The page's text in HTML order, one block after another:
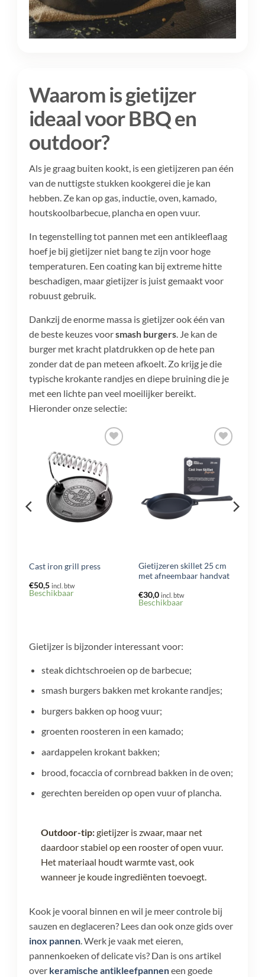
Waarom is gietijzer
ideaal voor BBQ en
outdoor?
Als je graag buiten kookt, is een gietijzeren pan één
van de nuttigste stukken kookgerei die je kan
hebben. Ze kan op gas, inductie, oven, kamado,
houtskoolbarbecue, plancha en open vuur.
In tegenstelling tot pannen met een antikleeflaag
hoef je bij gietijzer niet bang te zijn voor hoge
temperaturen. Een coating kan bij extreme hitte
beschadigen, maar gietijzer is juist gemaakt voor
robuust gebruik.
Dankzij de enorme massa is gietijzer ook één van
de beste keuzes voorsmash burgers . Je kan de
burger met kracht platdrukken op de hete pan
zonder dat de pan meteen afkoelt. Zo krijg je die
typische krokante randjes en diepe bruining die je
met een lichte pan veel moeilijker bereikt.
Hieronder onze selectie:
aan
verlanglijst
Cast iron grill press
€50,5 incl. btw
Beschikbaar
aan
verlanglijst
Gietijzeren skillet 25 cm
met afneembaar handvat
€30,0 incl. btw
Beschikbaar
Gietijzer is bijzonder interessant voor:
steak dichtschroeien op de barbecue;
smash burgers bakken met krokante randjes;
burgers bakken op hoog vuur;
groenten roosteren in een kamado;
aardappelen krokant bakken;
brood, focaccia of cornbread bakken in de oven;
gerechten bereiden op open vuur of plancha.
Outdoor-tip:gietijzer is zwaar, maar net
daardoor stabiel op een rooster of open vuur.
Het materiaal houdt warmte vast, ook
wanneer je koude ingrediënten toevoegt.
Kook je vooral binnen en wil je meer controle bij
sauzen en deglaceren? Lees dan ook onze gids over
inox pannen. Werk je vaak met eieren,
pannenkoeken of delicate vis? Dan is ons artikel
over keramische antikleefpanneneen goede